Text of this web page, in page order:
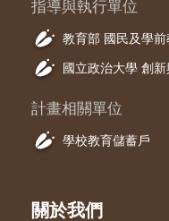
指導與執行單位
教育部 國民及學前
國立政治大學 創
計畫相關單位
學校教育儲蓄戶
關於我們